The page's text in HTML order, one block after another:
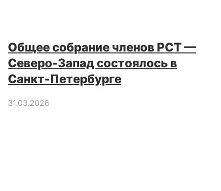
Общее собрание членов РСТ —
Северо-Запад состоялось в
Санкт-Петербурге
31.03.2026